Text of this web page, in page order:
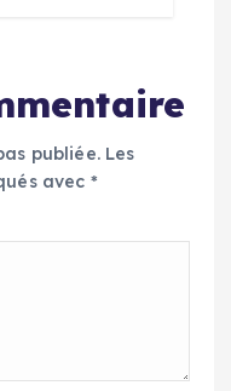
publiée. Les
avec *